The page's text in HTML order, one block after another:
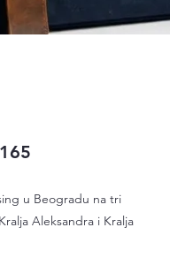
u Beogradu na tri
Aleksandra i Kralja